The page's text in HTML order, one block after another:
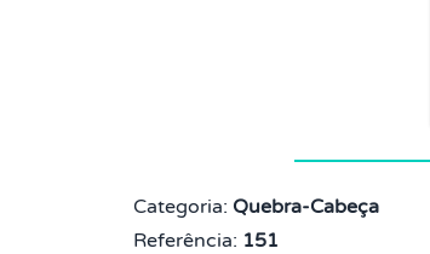
Categoria: Quebra-Cabeça
Referência: 151